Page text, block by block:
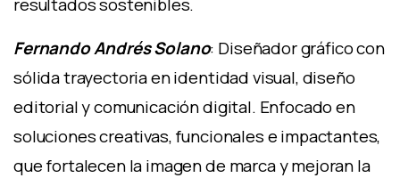
Fernando Andrés Solano: Diseñador gráfico con
sólida trayectoria en identidad visual, diseño
editorial y comunicación digital. Enfocado en
soluciones creativas, funcionales e impactantes,
que fortalecen la imagen de marca y mejoran la